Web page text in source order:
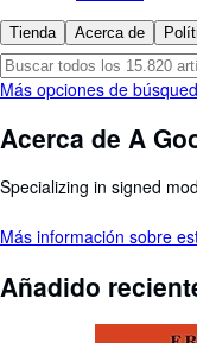
Vendedores
Comenzar a vender
Tienda Acerca de
Más opciones de
Acerca de A
Specializing in signed
Más información sobre
Añadido